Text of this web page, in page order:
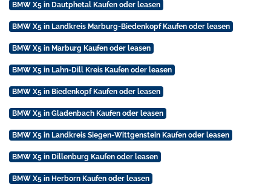
BMW X5 in Dautphetal Kaufen oder leasen
BMW X5 in Landkreis Marburg-Biedenkopf Kaufen oder leasen
BMW X5 in Marburg Kaufen oder leasen
BMW X5 in Lahn-Dill Kreis Kaufen oder leasen
BMW X5 in Biedenkopf Kaufen oder leasen
BMW X5 in Gladenbach Kaufen oder leasen
BMW X5 in Landkreis Siegen-Wittgenstein Kaufen oder leasen
BMW X5 in Dillenburg Kaufen oder leasen
BMW X5 in Herborn Kaufen oder leasen